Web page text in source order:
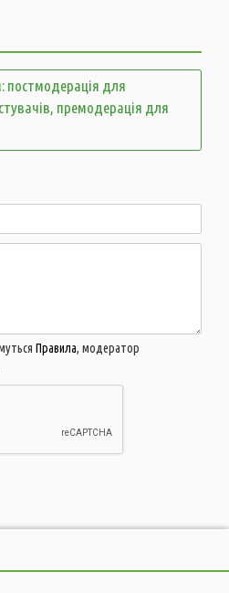
постмодерація для
премодерація для
Правила, модератор